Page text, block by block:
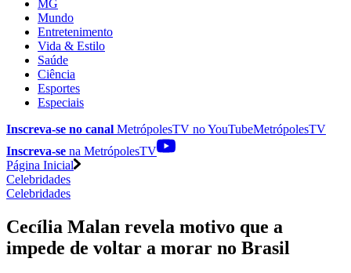
MG
Mundo
Entretenimento
Vida & Estilo
Saúde
Ciência
Esportes
Especiais
Inscreva-se no canal MetrópolesTV noYouTubeMetrópolesTV
Inscreva-se na MetrópolesTV
Página Inicial
Celebridades
Celebridades
Cecília Malan revela motivo que a
impede de voltar a morar no Brasil